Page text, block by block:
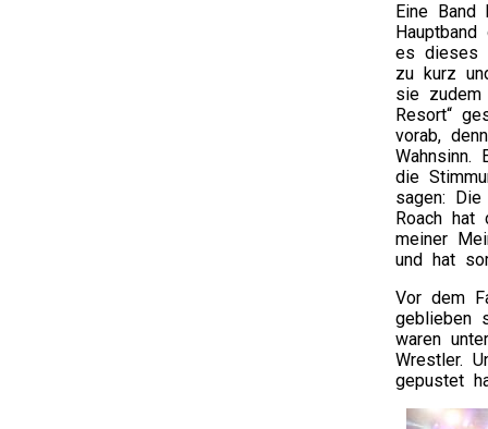
Eine Band
es dieses
zu kurz
sie zudem
Resort“
vorab,
die
sagen:
Roach hat
meiner
und hat
Vor dem
geblieben
waren
Wrestler.
gepustet